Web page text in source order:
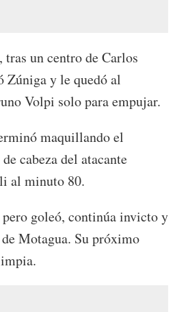
un centro de Carlos
Zúniga y le quedó al
Volpi solo para empujar.
maquillando el
cabeza del atacante
al minuto 80.
goleó, continúa invicto y
Motagua. Su próximo